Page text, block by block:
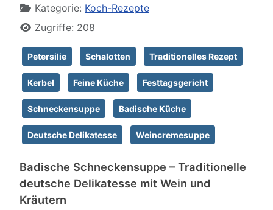
Kategorie: Koch-Rezepte
Zugriffe: 208
Petersilie Schalotten Traditionelles Rezept
Kerbel Feine Küche Festtagsgericht
Schneckensuppe Badische Küche
Deutsche Delikatesse Weincremesuppe
Badische Schneckensuppe – Traditionelle
deutsche Delikatesse mit Wein und
Kräutern